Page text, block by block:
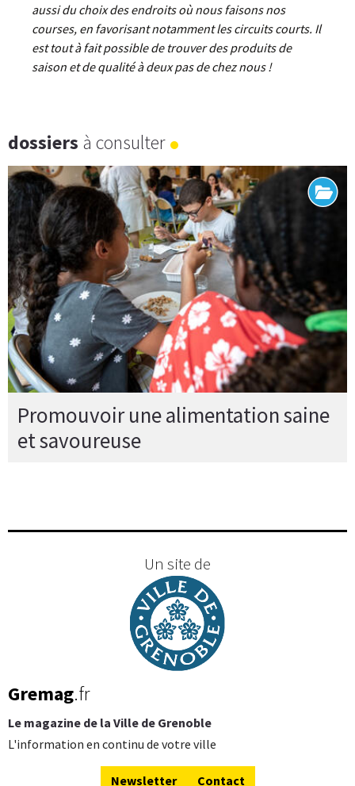
aussi du choix des endroits où nous faisons nos
courses, en favorisant notamment les circuits courts. Il
est tout à fait possible de trouver des produits de
saison et de qualité à deux pas de chez nous !
dossiers à consulter
Promouvoir une alimentation saine
et savoureuse
Un site de
Gremag.fr
Le magazine de la Ville de Grenoble
L'information en continu de votre ville
Newsletter Contact